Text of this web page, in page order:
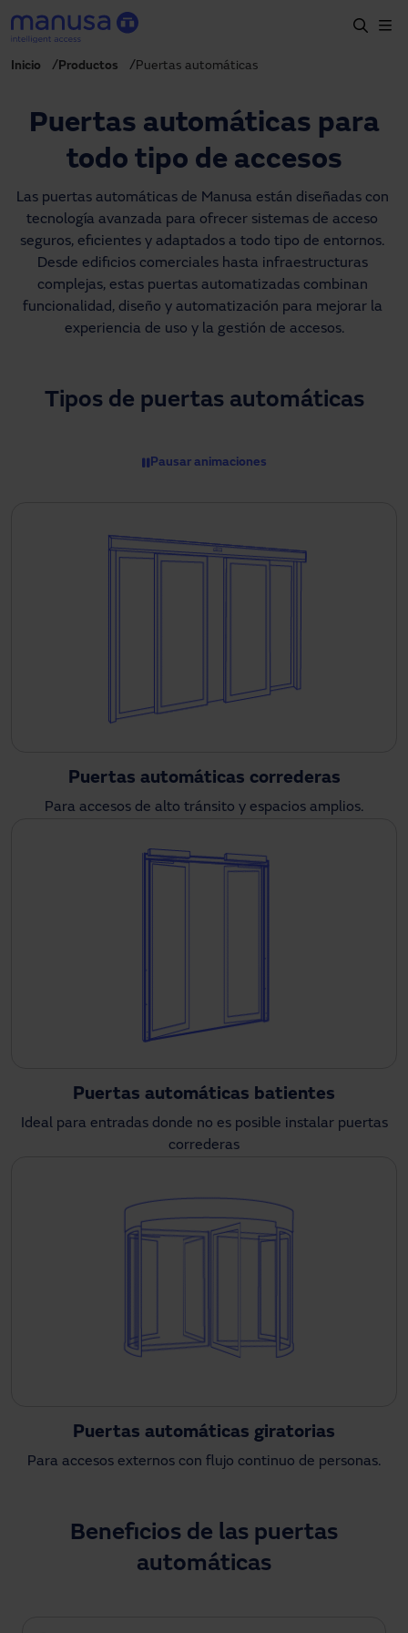
Pasar al contenido principal
Productos y sectores
Servicios
Prescripción
Proyectos
Blog
Sobre nosotros
Inicio Productos Puertas automáticas
Puertas automáticas para
todo tipo de accesos
Las puertas automáticas de Manusa están diseñadas con
tecnología avanzada para ofrecer sistemas de acceso
seguros, eficientes y adaptados a todo tipo de entornos.
Desde edificios comerciales hasta infraestructuras
complejas, estas puertas automatizadas combinan
funcionalidad, diseño y automatización para mejorar la
experiencia de uso y la gestión de accesos.
Tipos de puertas automáticas
Pausar animaciones
Puertas automáticas correderas
Para accesos de alto tránsito y espacios amplios.
Puertas automáticas batientes
Ideal para entradas donde no es posible instalar puertas
correderas
Puertas automáticas giratorias
Para accesos externos con flujo continuo de personas.
Beneficios de las puertas
automáticas